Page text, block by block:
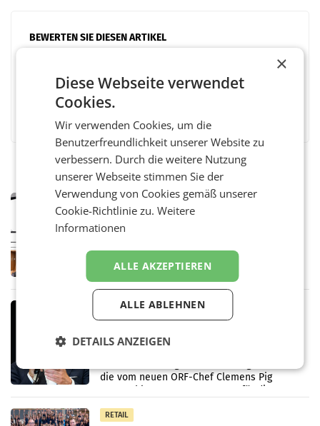
BEWERTEN SIE DIESEN ARTIKEL
FacebookTwitterMessenger
MARKETING & MEDIA
Pilnacek-U-Ausschuss - Presserat
fordert sensible Berichterstattung
dazu auf, im U-Ausschuss zu den
Ermittlungen rund um das Ableben des Ex-
Sektionschefs im Justizministerium, Christian
MARKETING & MEDIA
den SN gegen Vorwürfe
die vom neuen ORF-Chef Clemens Pig
vorgeschlagenen Besetzungen für die
RETAIL
×
Diese Webseite verwendet
Cookies.
Wir verwenden Cookies, um die
Benutzerfreundlichkeit unserer Website zu
verbessern. Durch die weitere Nutzung
unserer Webseite stimmen Sie der
Verwendung von Cookies gemäß unserer
Cookie-Richtlinie zu.Weitere
Informationen
ALLE AKZEPTIEREN
ALLE ABLEHNEN
DETAILS ANZEIGEN